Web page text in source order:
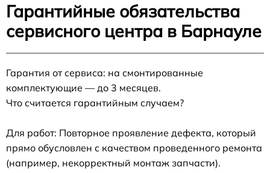
Гарантийные обязательства
сервисного центра в Барнауле
Гарантия от сервиса: на смонтированные
комплектующие — до 3 месяцев.
Что считается гарантийным случаем?
Для работ: Повторное проявление дефекта, который
прямо обусловлен с качеством проведенного ремонта
(например, некорректный монтаж запчасти).